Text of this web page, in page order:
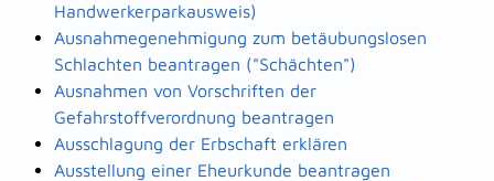
Handwerkerparkausweis)
Ausnahmegenehmigung zum betäubungslosen
Schlachten beantragen ("Schächten")
Ausnahmen von Vorschriften der
Gefahrstoffverordnung beantragen
Ausschlagung der Erbschaft erklären
Ausstellung einer Eheurkunde beantragen